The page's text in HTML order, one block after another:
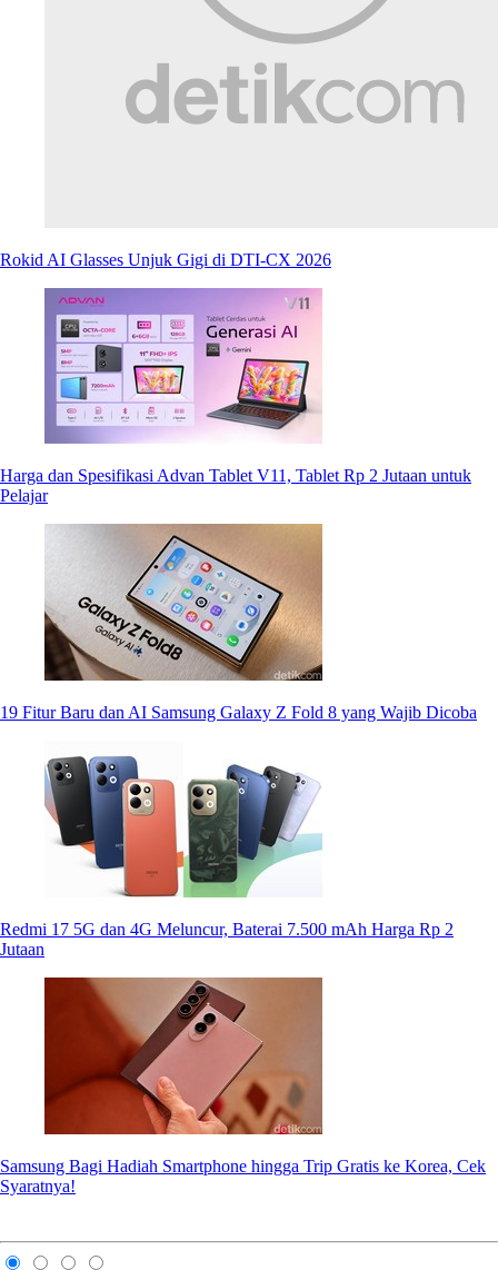
Rokid AI Glasses Unjuk Gigi di DTI-CX 2026
Harga dan Spesifikasi Advan Tablet V11, Tablet Rp 2 Jutaan untuk
Pelajar
19 Fitur Baru dan AI Samsung Galaxy Z Fold 8 yang Wajib Dicoba
Redmi 17 5G dan 4G Meluncur, Baterai 7.500 mAh Harga Rp 2
Jutaan
Samsung Bagi Hadiah Smartphone hingga Trip Gratis ke Korea, Cek
Syaratnya!